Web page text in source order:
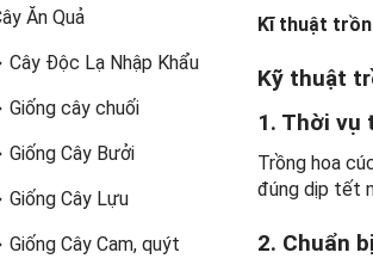
Ăn Quả
Cây Độc Lạ Nhập Khẩu
Giống cây chuối
Giống Cây Bưởi
Giống Cây Lựu
Giống Cây Cam, quýt
Kĩ thuật
Kỹ thuật
1. Thời vụ
Trồng hoa
đúng dịp tết
2. Chuẩn